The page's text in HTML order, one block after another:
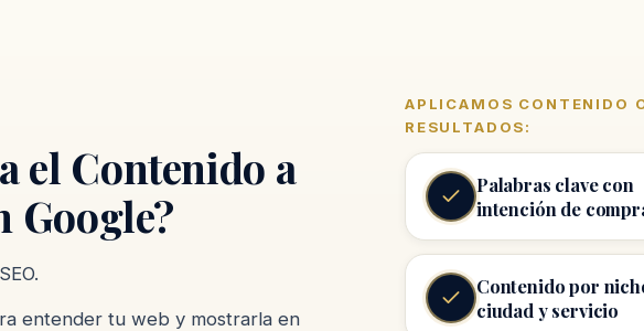
el Contenido a
Google?
entender tu web y mostrarla en
APLICAMOS CONTENIDO
RESULTADOS:
Palabras clave con
intención de
Contenido por
ciudad y servicio